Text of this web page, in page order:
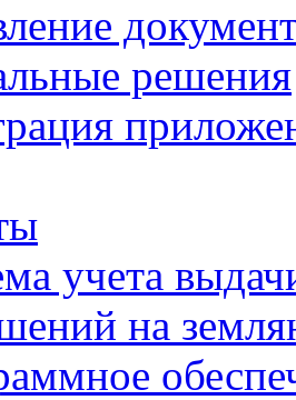
решения
учета
на